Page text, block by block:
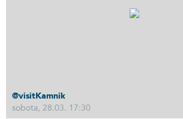
@visitKamnik
sobota, 28.03. 17:30